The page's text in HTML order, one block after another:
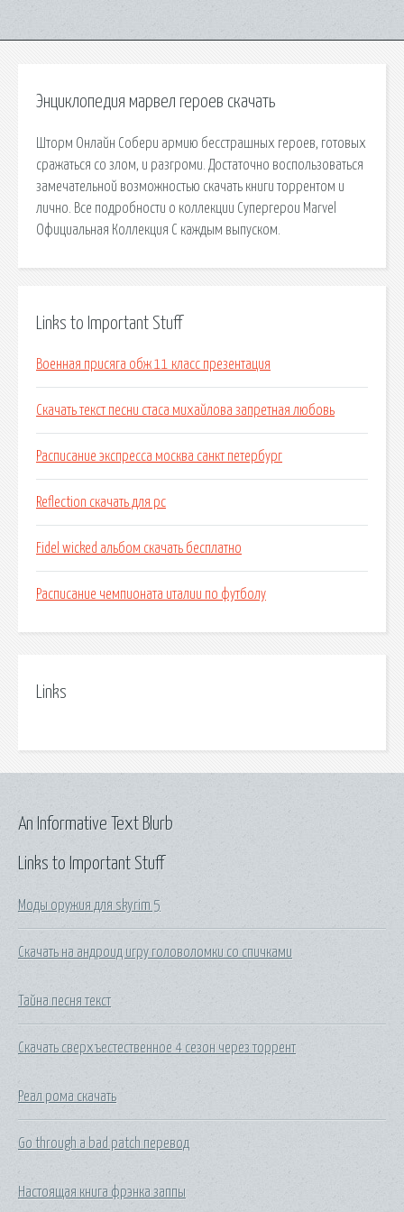
Энциклопедия марвел героев скачать
Шторм Онлайн Собери армию бесстрашных героев, готовых
сражаться со злом, и разгроми. Достаточно воспользоваться
замечательной возможностью скачать книги торрентом и
лично. Все подробности о коллекции Супергерои Marvel
Официальная Коллекция С каждым выпуском.
Links to Important Stuff
Военная присяга обж 11 класс презентация
Скачать текст песни стаса михайлова запретная любовь
Расписание экспресса москва санкт петербург
Reflection скачать для pc
Fidel wicked альбом скачать бесплатно
Расписание чемпионата италии по футболу
Links
Links to Important Stuff
Моды оружия для skyrim 5
Скачать на андроид игру головоломки со спичками
Тайна песня текст
Скачать сверхъестественное 4 сезон через торрент
Реал рома скачать
Go through a bad patch перевод
Настоящая книга фрэнка заппы
An Informative Text Blurb